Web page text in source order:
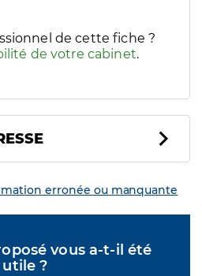
handicaps/besoins
de cette fiche ?
de votre cabinet.
erronée ou manquante
vous a-t-il été
utile ?